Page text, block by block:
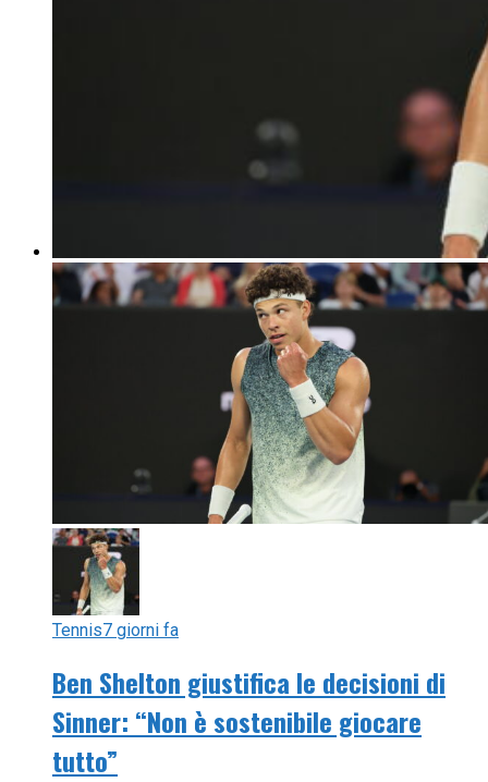
Tennis7 giorni fa
Ben Shelton giustifica le decisioni di
Sinner: “Non è sostenibile giocare
tutto”